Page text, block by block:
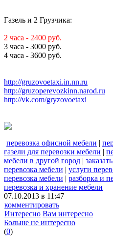
Газель и 2 Грузчика:
2 часа - 2400 руб.
3 часа - 3000 руб.
4 часа - 3600 руб.
http://gruzovoetaxi.in.nn.ru
http://gruzoperevozkinn.narod.ru
http://vk.com/gryzovoetaxi
перевозка офисной мебели |
газели для перевозки мебели |
мебели в другой город |
перевозка мебели | услуги
перевозка мебели | разборка и
перевозка и хранение мебели
07.10.2013 в 11:47
комментировать
Интересно Вам интересно
Больше не интересно
(0)